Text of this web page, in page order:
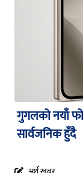
गुगलको नयाँ
सार्वजनिक हुँदै